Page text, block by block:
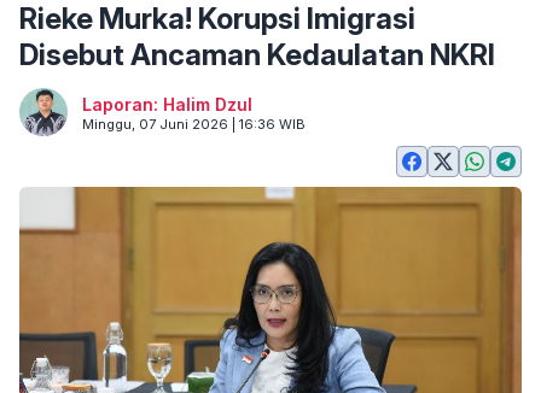
Rieke Murka! Korupsi Imigrasi
Disebut Ancaman Kedaulatan NKRI
Laporan: Halim Dzul
Minggu, 07 Juni 2026 | 16:36 WIB